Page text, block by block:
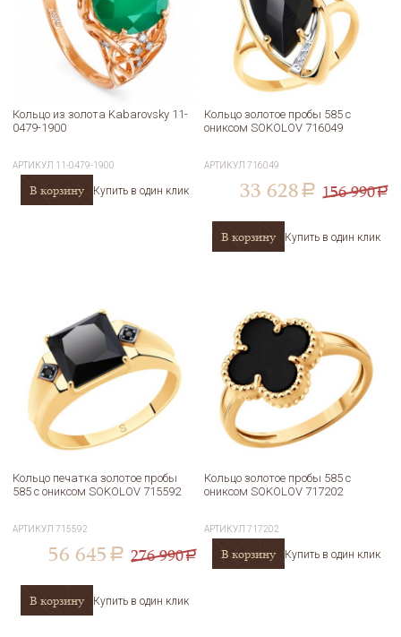
Кольцо из золота Kabarovsky 11-
0479-1900
АРТИКУЛ 11-0479-1900
В корзину Купить в один клик
Кольцо золотое пробы 585 с
ониксом SOKOLOV 716049
АРТИКУЛ716049
33 628 a 156 990a
В корзину Купить в один клик
Кольцо печатка золотое пробы
585 с ониксом SOKOLOV 715592
АРТИКУЛ715592
56 645 a 276 990a
В корзину Купить в один клик
Кольцо золотое пробы 585 с
ониксом SOKOLOV 717202
АРТИКУЛ717202
В корзину Купить в один клик